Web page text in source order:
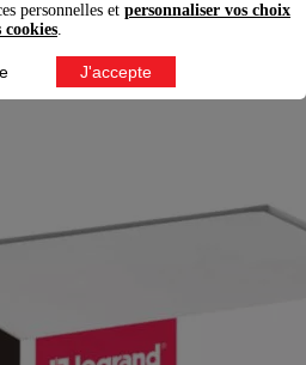
volets roulants et stores
plaque - Blanc
personnelles et personnaliser vos choix
.
J'accepte